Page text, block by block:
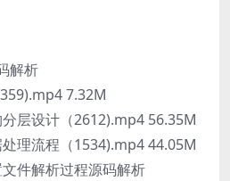
解析
7.32M
层设计（2612).mp4 56.35M
理流程（1534).mp4 44.05M
件解析过程源码解析